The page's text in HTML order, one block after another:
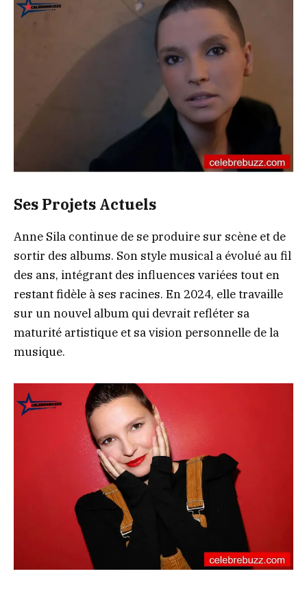
Ses Projets Actuels
Anne Sila continue de se produire sur scène et de
sortir des albums. Son style musical a évolué au fil
des ans, intégrant des influences variées tout en
restant fidèle à ses racines. En 2024, elle travaille
sur un nouvel album qui devrait refléter sa
maturité artistique et sa vision personnelle de la
musique.